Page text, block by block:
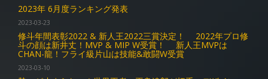
2023年 6月度ランキング発表
2023-03-23
修斗年間表彰2022 & 新人王2022三賞決定！ 2022年プロ修
斗の顔は新井丈！MVP & MIP W受賞！ 新人王MVPは
CHAN-龍！フライ級片山は技能&敢闘W受賞
2023-03-10